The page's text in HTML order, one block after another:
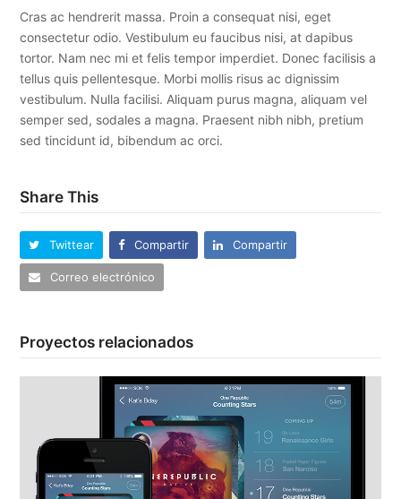
Cras ac hendrerit massa. Proin a consequat nisi, eget
consectetur odio. Vestibulum eu faucibus nisi, at dapibus
tortor. Nam nec mi et felis tempor imperdiet. Donec facilisis a
tellus quis pellentesque. Morbi mollis risus ac dignissim
vestibulum. Nulla facilisi. Aliquam purus magna, aliquam vel
semper sed, sodales a magna. Praesent nibh nibh, pretium
sed tincidunt id, bibendum ac orci.
Share This
Twittear Compartir Compartir
Correo electrónico
Proyectos relacionados